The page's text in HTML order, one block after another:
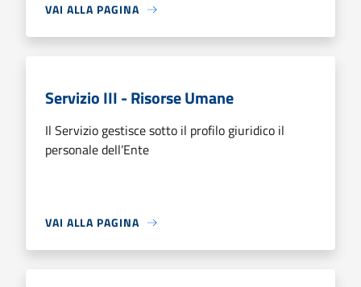
VAI ALLA PAGINA
Servizio III - Risorse Umane
Il Servizio gestisce sotto il profilo giuridico il
personale dell’Ente
VAI ALLA PAGINA